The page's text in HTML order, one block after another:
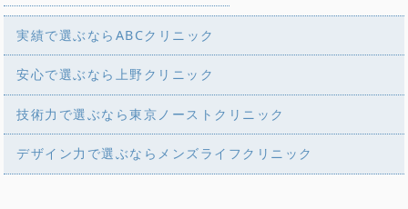
実績で選ぶならABCクリニック
安心で選ぶなら上野クリニック
技術力で選ぶなら東京ノーストクリニック
デザイン力で選ぶならメンズライフクリニック